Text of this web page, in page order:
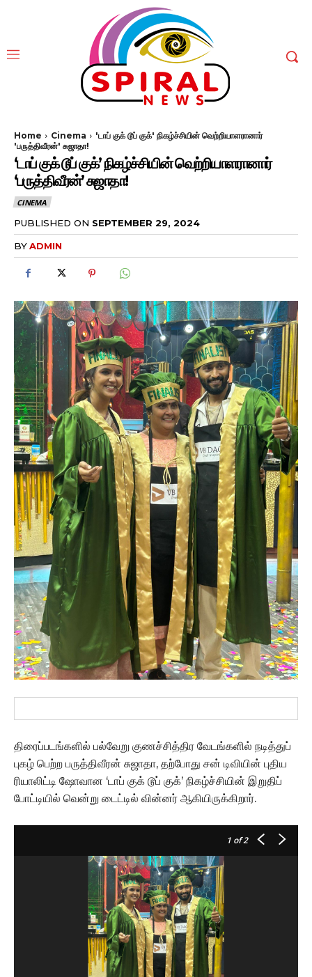
Home Cinema
'டாப் குக் டூப் குக்' நிகழ்ச்சியின் வெற்றியாளரானார்
'பருத்திவீரன்' சுஜாதா!
‘டாப் குக் டூப் குக்’ நிகழ்ச்சியின் வெற்றியாளரானார்
‘பருத்திவீரன்’ சுஜாதா!
CINEMA
PUBLISHED ON SEPTEMBER 29, 2024
BYADMIN
திரைப்படங்களில் பல்வேறு குணச்சித்திர வேடங்களில் நடித்துப்
புகழ் பெற்ற பருத்திவீரன் சுஜாதா, தற்போது சன் டிவியின் புதிய
ரியாலிட்டி ஷோவான ‘டாப் குக் டூப் குக்’ நிகழ்ச்சியின் இறுதிப்
போட்டியில் வென்று டைட்டில் வின்னர் ஆகியிருக்கிறார்.
1 of 2